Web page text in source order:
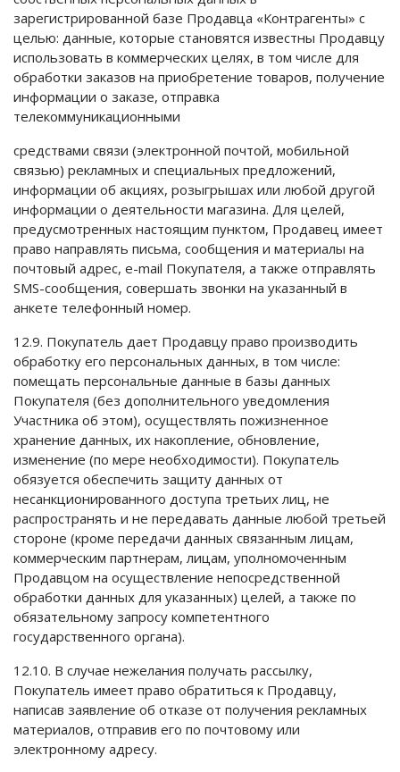
зарегистрированной базе Продавца «Контрагенты» с
целью: данные, которые становятся известны Продавцу
использовать в коммерческих целях, в том числе для
обработки заказов на приобретение товаров, получение
информации о заказе, отправка
телекоммуникационными
средствами связи (электронной почтой, мобильной
связью) рекламных и специальных предложений,
информации об акциях, розыгрышах или любой другой
информации о деятельности магазина. Для целей,
предусмотренных настоящим пунктом, Продавец имеет
право направлять письма, сообщения и материалы на
почтовый адрес, e-mail Покупателя, а также отправлять
SMS-сообщения, совершать звонки на указанный в
анкете телефонный номер.
12.9. Покупатель дает Продавцу право производить
обработку его персональных данных, в том числе:
помещать персональные данные в базы данных
Покупателя (без дополнительного уведомления
Участника об этом), осуществлять пожизненное
хранение данных, их накопление, обновление,
изменение (по мере необходимости). Покупатель
обязуется обеспечить защиту данных от
несанкционированного доступа третьих лиц, не
распространять и не передавать данные любой третьей
стороне (кроме передачи данных связанным лицам,
коммерческим партнерам, лицам, уполномоченным
Продавцом на осуществление непосредственной
обработки данных для указанных) целей, а также по
обязательному запросу компетентного
государственного органа).
12.10. В случае нежелания получать рассылку,
Покупатель имеет право обратиться к Продавцу,
написав заявление об отказе от получения рекламных
материалов, отправив его по почтовому или
электронному адресу.